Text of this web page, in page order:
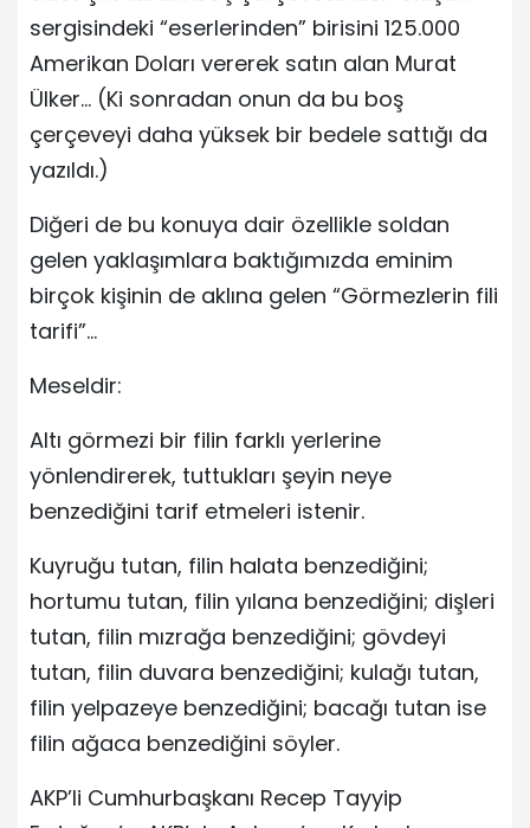
sergisindeki “eserlerinden” birisini 125.000
Amerikan Doları vererek satın alan Murat
Ülker… (Ki sonradan onun da bu boş
çerçeveyi daha yüksek bir bedele sattığı da
yazıldı.)
Diğeri de bu konuya dair özellikle soldan
gelen yaklaşımlara baktığımızda eminim
birçok kişinin de aklına gelen “Görmezlerin fili
tarifi”…
Meseldir:
Altı görmezi bir filin farklı yerlerine
yönlendirerek, tuttukları şeyin neye
benzediğini tarif etmeleri istenir.
Kuyruğu tutan, filin halata benzediğini;
hortumu tutan, filin yılana benzediğini; dişleri
tutan, filin mızrağa benzediğini; gövdeyi
tutan, filin duvara benzediğini; kulağı tutan,
filin yelpazeye benzediğini; bacağı tutan ise
filin ağaca benzediğini söyler.
AKP’li Cumhurbaşkanı Recep Tayyip